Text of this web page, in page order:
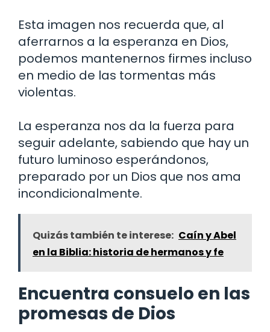
Esta imagen nos recuerda que, al
aferrarnos a la esperanza en Dios,
podemos mantenernos firmes incluso
en medio de las tormentas más
violentas.
La esperanza nos da la fuerza para
seguir adelante, sabiendo que hay un
futuro luminoso esperándonos,
preparado por un Dios que nos ama
incondicionalmente.
Quizás también te interese: Caín y Abel
en la Biblia: historia de hermanos y fe
Encuentra consuelo en las
promesas de Dios